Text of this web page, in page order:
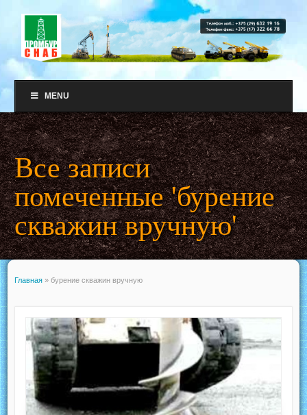
MENU
Все записи
помеченные 'бурение
скважин вручную'
Главная » бурение скважин вручную